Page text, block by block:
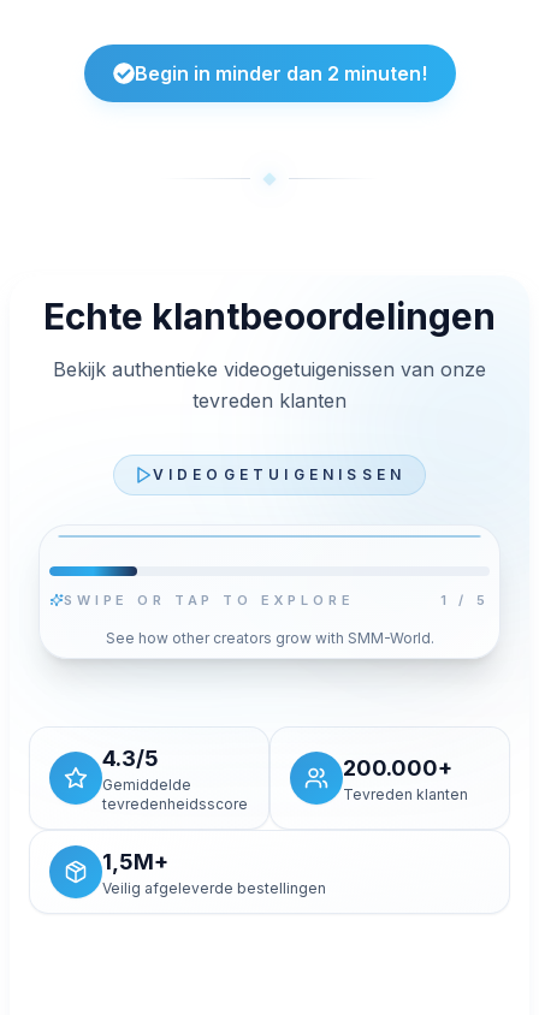
Begin in minder dan 2 minuten!
Echte klantbeoordelingen
Bekijk authentieke videogetuigenissen van onze
tevreden klanten
VIDEOGETUIGENISSEN
4.3/5
Gemiddelde
tevredenheidsscore
200.000+
Tevreden klanten
1,5M+
Veilig afgeleverde bestellingen
Druk op Afspelen om voor deze video YouTube’s
Toestaan en video laden
SWIPE OR TAP TO EXPLORE 2 / 5
See how other creators grow with SMM-World.